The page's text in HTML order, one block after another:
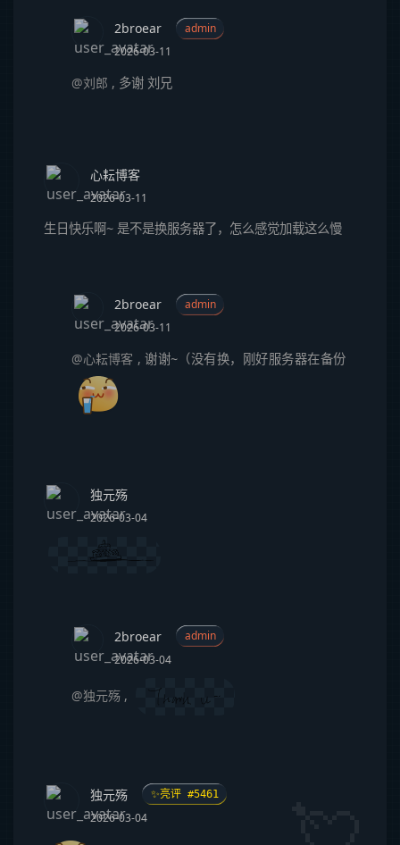
2broear
admin
2026-03-11
@刘郎 , 多谢 刘兄
心耘博客
2026-03-11
生日快乐啊~ 是不是换服务器了，怎么感觉加载这么慢
2broear
admin
2026-03-11
@心耘博客 ,谢谢~（没有换，刚好服务器在备份
独元殇
2026-03-04
2broear
admin
2026-03-04
@独元殇 ,
独元殇 ✨亮评 #5461
2026-03-04